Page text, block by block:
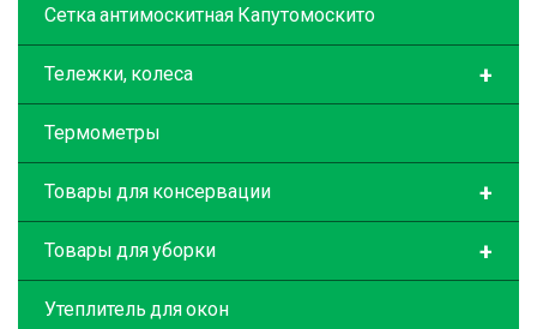
Сетка антимоскитная Капутомоскито
+
Тележки, колеса
Термометры
+
Товары для консервации
+
Товары для уборки
Утеплитель для окон